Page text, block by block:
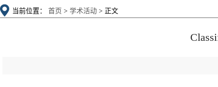
当前位置： 首页 > 学术活动 > 正文